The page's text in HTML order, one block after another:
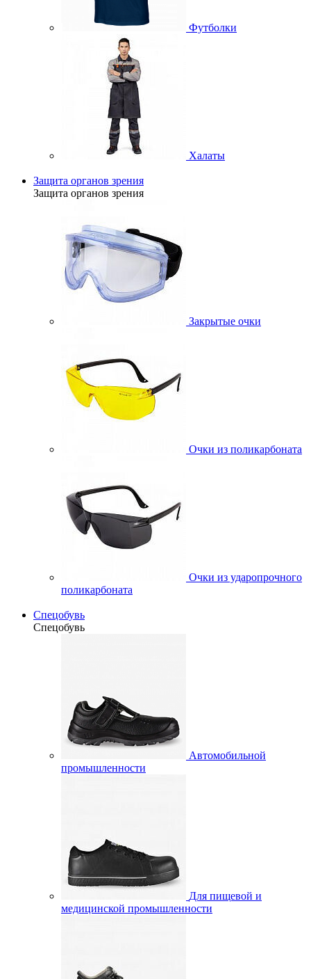
Футболки
Халаты
Защита органов зрения
Защита органов зрения
Закрытые очки
Очки из поликарбоната
Очки из ударопрочного
поликарбоната
Спецобувь
Спецобувь
Автомобильной
промышленности
Для пищевой и
медицинской промышленности